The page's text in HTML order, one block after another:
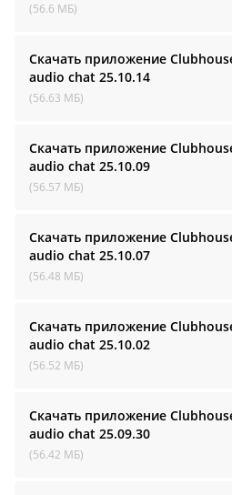
(56.6 МБ)
Скачать приложение
audio cha‪t 25.10.14
(56.63 МБ)
Скачать приложение
audio cha‪t 25.10.09
(56.57 МБ)
Скачать приложение
audio cha‪t 25.10.07
(56.48 МБ)
Скачать приложение
audio cha‪t 25.10.02
(56.52 МБ)
Скачать приложение
audio cha‪t 25.09.30
(56.42 МБ)